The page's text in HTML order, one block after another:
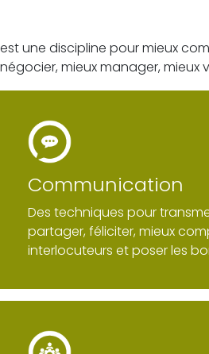
est une discipline pour mieux
négocier, mieux manager, mieux
Communication
Des techniques pour
partager, féliciter, mieux
interlocuteurs et poser les